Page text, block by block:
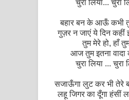
चुरा लिया... चुरा
बहार बन के आऊँ कभी
गुज़र न जाएं ये दिन कहीं
तुम मेरे हो, हाँ
आज तुम इतना वादा
चुरा लिया ... चुरा
सजाऊँगा लुट कर भी तेरे
लहू जिगर का दूँगा हंसीं